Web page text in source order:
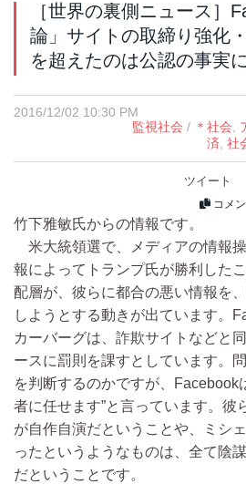
［世界の裏側ニュース］
論」サイトの取締り強化
を超えたのは公認の事実に
2016/12/02 10:30 PM
監視社会 / ＊社会,
済, 社
ツイート
コメ
竹下雅敏氏からの情報です。
米大統領選で、メディアの情報
報によってトランプ氏が勝利した
配層が、彼らに都合の悪い情報を
しようとする動きが出ています。
カーバーグは、詐欺サイトなどと
ースに罰則を課すとしています。
を判断するのかですが、Facebook
者に任せます”と言っています。彼
が自作自演だということや、ミシ
ったというようなものは、全て陰
だということです。